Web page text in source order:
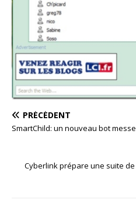
PRÉCÉDENT
SmartChild: un nouveau bot
Cyberlink prépare une suite